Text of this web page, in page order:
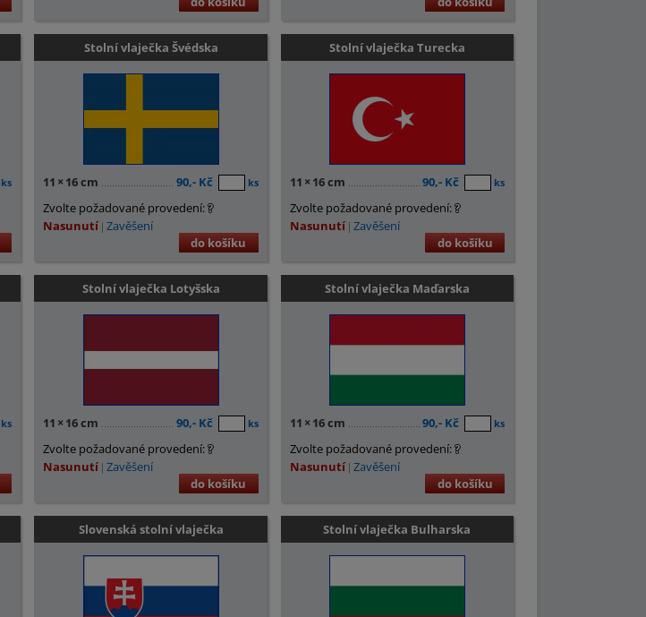
ks
Stolní vlaječka Švédska
11 × 16 cm 90,- Kč ks
Zvolte požadované provedení:
Nasunutí Zavěšení
do košíku
Stolní vlaječka Turecka
11 × 16 cm 90,- Kč ks
Zvolte požadované provedení:
Nasunutí Zavěšení
do košíku
ks
Stolní vlaječka Lotyšska
11 × 16 cm 90,- Kč ks
Zvolte požadované provedení:
Nasunutí Zavěšení
do košíku
Stolní vlaječka Maďarska
11 × 16 cm 90,- Kč ks
Zvolte požadované provedení:
Nasunutí Zavěšení
do košíku
Slovenská stolní vlaječka Stolní vlaječka Bulharska